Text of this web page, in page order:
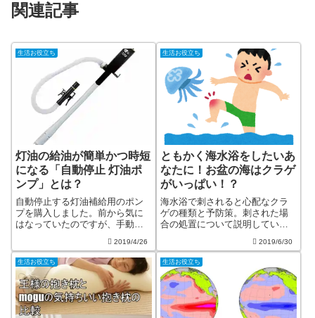
関連記事
生活お役立ち
灯油の給油が簡単かつ時短
になる「自動停止 灯油ポ
ンプ」とは？
自動停止する灯油補給用のポン
プを購入しました。前から気に
はなっていたのですが、手動と
懐疑的で購入を見送っていまし
た。ただ、寒い日が続いて石油
ストーブの灯油がすぐ無くなっ
てしまい、頻繁に灯油を補給す
ることが多くなり...
2019/4/26
生活お役立ち
ともかく海水浴をしたいあ
なたに！お盆の海はクラゲ
がいっぱい！？
海水浴で刺されると心配なクラ
ゲの種類と予防策。刺された場
合の処置について説明していま
アンドンクラゲ、カツオノエボ
シの写真付。
2019/6/30
生活お役立ち 生活お役立ち